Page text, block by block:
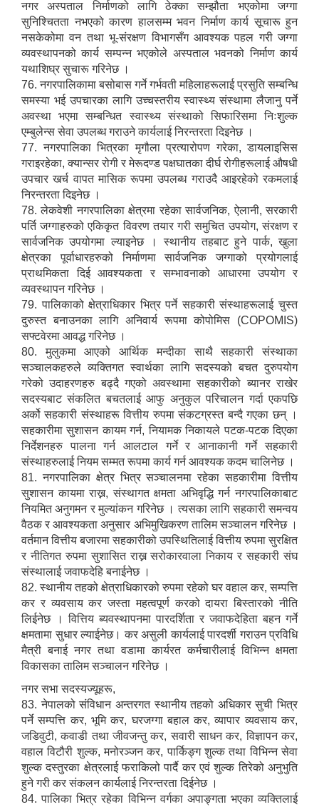
नगर अस्पताल निर्माणको लागि ठेक्का सम्झौता भएकोमा जग्गा
सुनिश्चितता नभएको कारण हालसम्म भवन निर्माण कार्य सूचारू हुन
नसकेकोमा वन तथा भू-संरक्षण विभागसँग आवश्यक पहल गरी जग्गा
व्यवस्थापनको कार्य सम्पन्न भएकोले अस्पताल भवनको निर्माण कार्य
यथाशिघ्र सुचारू गरिनेछ ।
76. नगरपालिकामा बसोबास गर्ने गर्भवती महिलाहरूलाई प्रसुति सम्बन्धि
समस्या भई उपचारका लागि उच्चस्तरीय स्वास्थ्य संस्थामा लैजानु पर्ने
अवस्था भएमा सम्बन्धित स्वास्थ्य संस्थाको सिफारिसमा निःशुल्क
एम्बुलेन्स सेवा उपलब्ध गराउने कार्यलाई निरन्तरता दिइनेछ ।
77. नगरपालिका भित्रका मृगौला प्रत्यारोपण गरेका, डायलाइसिस
गराइरहेका, क्यान्सर रोगी र मेरूदण्ड पक्षघातका दीर्घ रोगीहरूलाई औषधी
उपचार खर्च वापत मासिक रूपमा उपलब्ध गराउदै आइरहेको रकमलाई
निरन्तरता दिइनेछ ।
78. लेकवेशी नगरपालिका क्षेत्रमा रहेका सार्वजनिक, ऐलानी, सरकारी
पर्ति जग्गाहरुको एकिकृत विवरण तयार गरी समुचित उपयोग, संरक्षण र
सार्वजनिक उपयोगमा ल्याइनेछ । स्थानीय तहबाट हुने पार्क, खुला
क्षेत्रका पूर्वाधारहरुको निर्माणमा सार्वजनिक जग्गाको प्रयोगलाई
प्राथमिकता दिई आवश्यकता र सम्भावनाको आधारमा उपयोग र
व्यवस्थापन गरिनेछ ।
79. पालिकाको क्षेत्राधिकार भित्र पर्ने सहकारी संस्थाहरूलाई चुस्त
दुरुस्त बनाउनका लागि अनिवार्य रूपमा कोपोमिस (COPOMIS)
सफ्टवेरमा आवद्ध गरिनेछ ।
80. मुलुकमा आएको आर्थिक मन्दीका साथै सहकारी संस्थाका
सञ्चालकहरुले व्यक्तिगत स्वार्थका लागि सदस्यको बचत दुरुपयोग
गरेको उदाहरणहरु बढ्दै गएको अवस्थामा सहकारीको ब्यानर राखेर
सदस्यबाट संकलित बचतलाई आफु अनुकुल परिचालन गर्दा एकपछि
अर्को सहकारी संस्थाहरू वित्तीय रुपमा संकटग्रस्त बन्दै गएका छन् ।
सहकारीमा सुशासन कायम गर्न, नियामक निकायले पटक-पटक दिएका
निर्देशनहरु पालना गर्न आलटाल गर्ने र आनाकानी गर्ने सहकारी
संस्थाहरुलाई नियम सम्मत रूपमा कार्य गर्न आवश्यक कदम चालिनेछ ।
81. नगरपालिका क्षेत्र भित्र सञ्चालनमा रहेका सहकारीमा वित्तीय
सुशासन कायमा राख्न, संस्थागत क्षमता अभिवृद्धि गर्न नगरपालिकाबाट
नियमित अनुगमन र मुल्यांकन गरिनेछ । त्यसका लागि सहकारी समन्वय
वैठक र आवश्यकता अनुसार अभिमुखिकरण तालिम सञ्चालन गरिनेछ ।
वर्तमान वित्तीय बजारमा सहकारीको उपस्थितिलाई वित्तीय रुपमा सुरक्षित
र नीतिगत रुपमा सुशासित राख्न सरोकारवाला निकाय र सहकारी संघ
संस्थालाई जवाफदेहि बनाईनेछ ।
82. स्थानीय तहको क्षेत्राधिकारको रुपमा रहेको घर वहाल कर, सम्पत्ति
कर र व्यवसाय कर जस्ता महत्वपूर्ण करको दायरा बिस्तारको नीति
लिईनेछ । वित्तिय ब्यवस्थापनमा पारदर्शिता र जवाफदेहिता बहन गर्ने
क्षमतामा सुधार ल्याईनेछ। कर असुली कार्यलाई पारदर्शी गराउन प्रविधि
मैत्री बनाई नगर तथा वडामा कार्यरत कर्मचारीलाई विभिन्न क्षमता
विकासका तालिम सञ्चालन गरिनेछ ।
नगर सभा सदस्यज्यूहरू,
83. नेपालको संविधान अन्तरगत स्थानीय तहको अधिकार सुची भित्र
पर्ने सम्पत्ति कर, भूमि कर, घरजग्गा बहाल कर, व्यापार व्यवसाय कर,
जडिवुटी, कवाडी तथा जीवजन्तु कर, सवारी साधन कर, विज्ञापन कर,
वहाल विटौरी शुल्क, मनोरञ्जन कर, पार्किङ्ग शुल्क तथा विभिन्न सेवा
शुल्क दस्तुरका क्षेत्रलाई फराकिलो पार्दै कर एवं शुल्क तिरेको अनुभुति
हुने गरी कर संकलन कार्यलाई निरन्तरता दिईनेछ ।
84. पालिका भित्र रहेका विभिन्न वर्गका अपाङ्गता भएका व्यक्तिलाई